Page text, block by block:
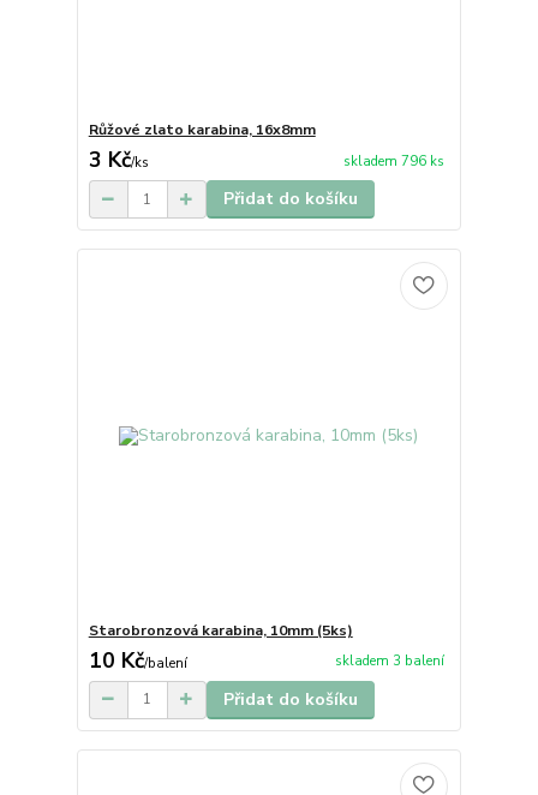
Růžové zlato karabina, 16x8mm
3 Kč/ks skladem 796 ks
Přidat do košíku
Starobronzová karabina, 10mm (5ks)
10 Kč/balení skladem 3 balení
Přidat do košíku